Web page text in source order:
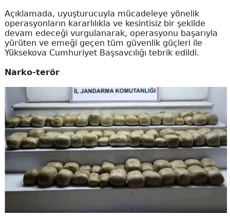
Açıklamada, uyuşturucuyla mücadeleye yönelik
operasyonların kararlılıkla ve kesintisiz bir şekilde
devam edeceği vurgulanarak, operasyonu başarıyla
yürüten ve emeği geçen tüm güvenlik güçleri ile
Yüksekova Cumhuriyet Başsavcılığı tebrik edildi.
Narko-terör